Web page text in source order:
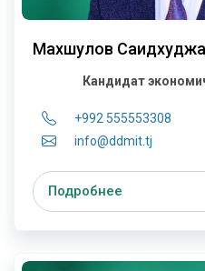
Махшулов
Кандидат
+992 555553308
info@ddmit.tj
Подробнее